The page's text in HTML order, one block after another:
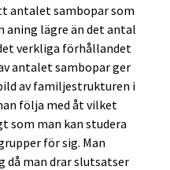
antalet sambopar som
aning lägre än det antal
verkliga förhållandet
antalet sambopar ger
av familjestrukturen i
följa med åt vilket
som man kan studera
för sig. Man
då man drar slutsatser